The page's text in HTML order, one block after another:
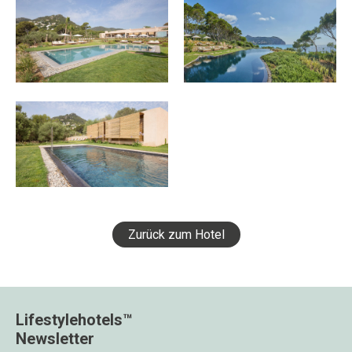
Zurück zum Hotel
Lifestylehotels™
Newsletter